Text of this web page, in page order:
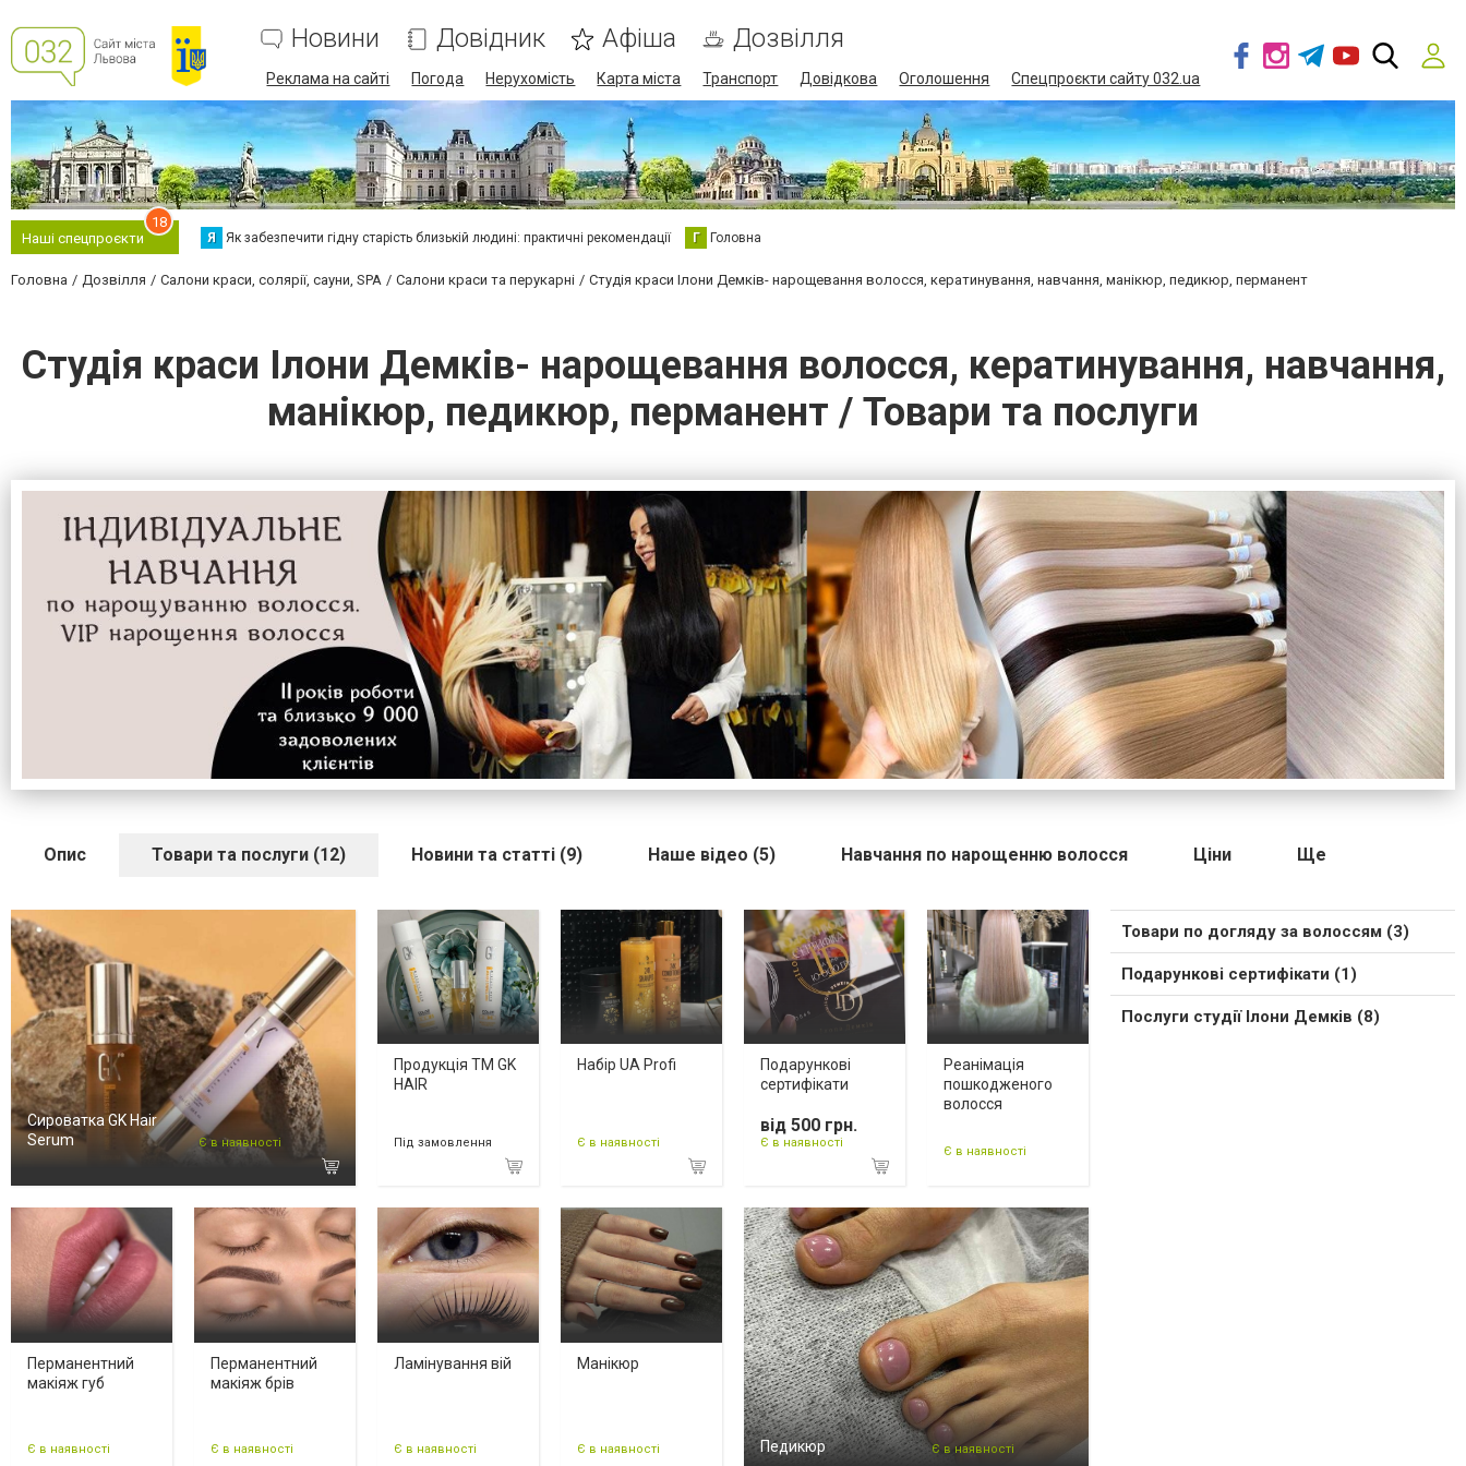
Новини Довідник Афіша Дозвілля
Реклама на сайті Погода Нерухомість Карта міста Транспорт Довідкова Оголошення Спецпроєкти сайту 032.ua
Наші спецпроєкти
18
Я Як забезпечити гідну старість близькій людині: практичні рекомендації Г Головна
Головна Дозвілля Салони краси, солярії, сауни, SPA Салони краси та перукарні Студія краси Ілони Демків- нарощевання волосся, кератинування, навчання, манікюр, педикюр, перманент
Студія краси Ілони Демків- нарощевання волосся, кератинування, навчання,
манікюр, педикюр, перманент / Товари та послуги
Опис Товари та послуги (12) Новини та статті (9) Наше відео (5) Навчання по нарощенню волосся Ціни Ще
Сироватка GK Hair
Serum
Є в наявності
Продукція ТМ GK
HAIR
Під замовлення
Набір UA Profi
Є в наявності
Подарункові
сертифікати
від 500 грн.
Є в наявності
Реанімація
пошкодженого
волосся
Є в наявності
Перманентний
макіяж губ
Є в наявності
Перманентний
макіяж брів
Є в наявності
Ламінування вій
Є в наявності
Манікюр
Є в наявності Педикюр Є в наявності
Товари по догляду за волоссям (3)
Подарункові сертифікати (1)
Послуги студії Ілони Демків (8)